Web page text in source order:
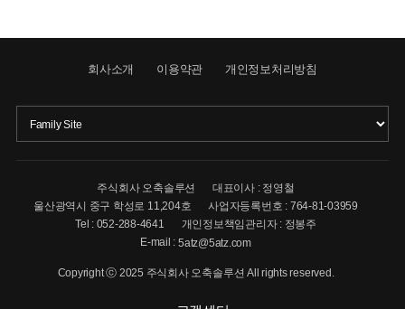
회사소개 이용약관 개인정보처리방침
주식회사 오축솔루션
대표이사 : 정영철
울산광역시 중구 학성로 11,204호
사업자등록번호 : 764-81-03959
Tel : 052-288-4641
개인정보책임관리자 : 정봉주
E-mail : 5atz@5atz.com
Copyright ⓒ 2025 주식회사 오축솔루션 All rights reserved.